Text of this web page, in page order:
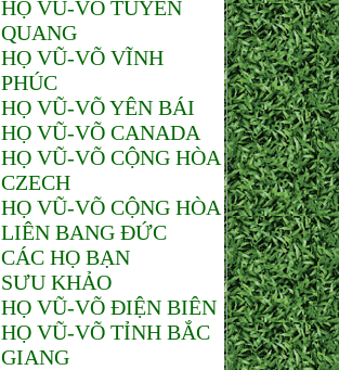
HỌ VŨ-VÕ TUYÊN
QUANG
HỌ VŨ-VÕ VĨNH
PHÚC
HỌ VŨ-VÕ YÊN BÁI
HỌ VŨ-VÕ CANADA
HỌ VŨ-VÕ CỘNG HÒA
CZECH
HỌ VŨ-VÕ CỘNG HÒA
LIÊN BANG ĐỨC
CÁC HỌ BẠN
SƯU KHẢO
HỌ VŨ-VÕ ĐIỆN BIÊN
HỌ VŨ-VÕ TỈNH BẮC
GIANG